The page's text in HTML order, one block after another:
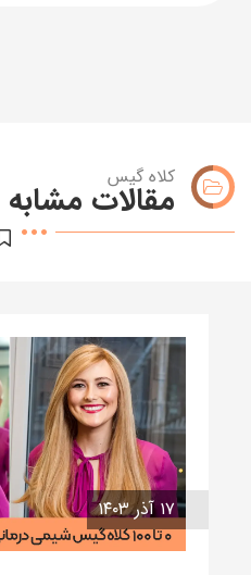
کلاه گیس
مقالات مشابه
۱۷ آذر ۱۴۰۳